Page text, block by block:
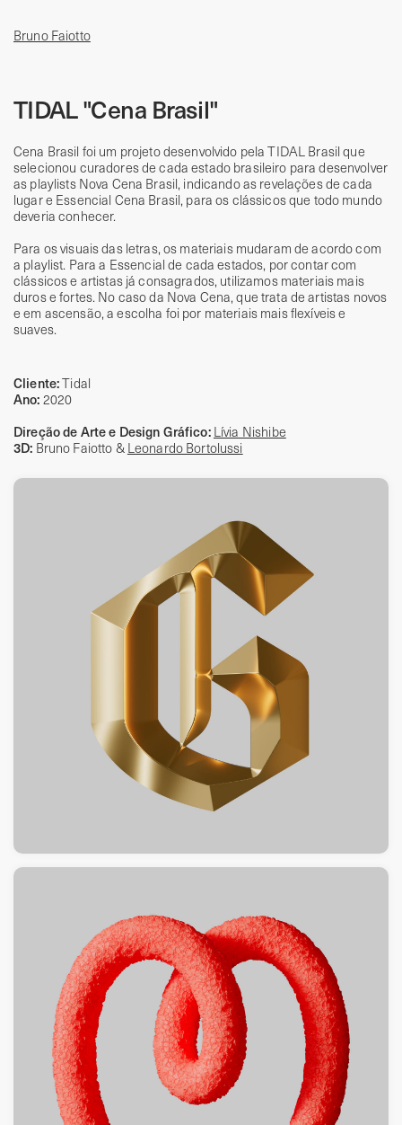
Bruno Faiotto
TIDAL "Cena Brasil"
Cena Brasil foi um projeto desenvolvido pela TIDAL Brasil que
selecionou curadores de cada estado brasileiro para desenvolver
as playlists Nova Cena Brasil, indicando as revelações de cada
lugar e Essencial Cena Brasil, para os clássicos que todo mundo
deveria conhecer.
Para os visuais das letras, os materiais mudaram de acordo com
a playlist. Para a Essencial de cada estados, por contar com
clássicos e artistas já consagrados, utilizamos materiais mais
duros e fortes. No caso da Nova Cena, que trata de artistas novos
e em ascensão, a escolha foi por materiais mais flexíveis e
suaves.
Cliente:Tidal
Ano: 2020
Direção de Arte e Design Gráfico: Lívia Nishibe
3D: Bruno Faiotto & Leonardo Bortolussi